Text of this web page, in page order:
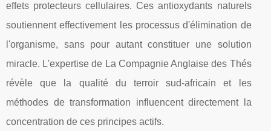
effets protecteurs cellulaires. Ces antioxydants naturels
soutiennent effectivement les processus d'élimination de
l'organisme, sans pour autant constituer une solution
miracle. L'expertise de La Compagnie Anglaise des Thés
révèle que la qualité du terroir sud-africain et les
méthodes de transformation influencent directement la
concentration de ces principes actifs.